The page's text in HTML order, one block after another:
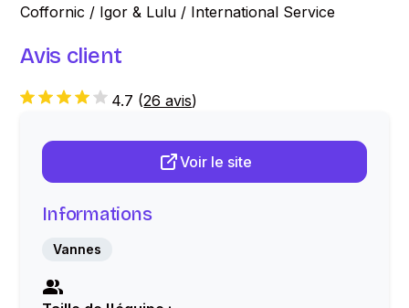
Coffornic / Igor & Lulu / International Service
Avis client
4.7 (26 avis)
Voir le site
Informations
Vannes